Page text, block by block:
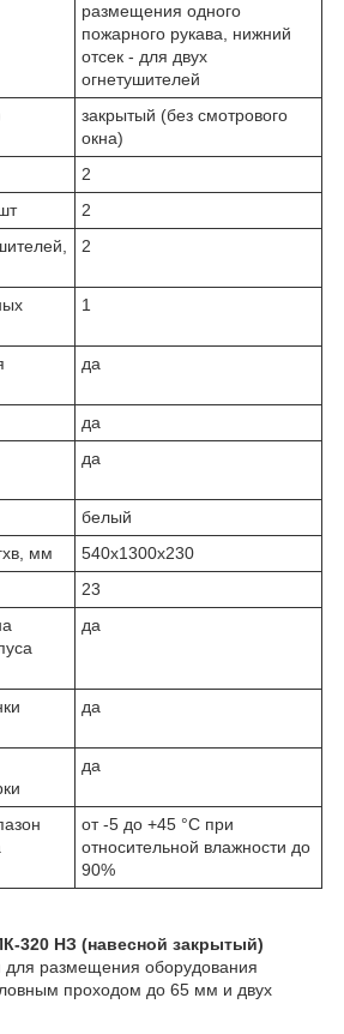
размещения одного
пожарного рукава, нижний
отсек - для двух
огнетушителей
закрытый (без смотрового
окна)
2
2
2
1
да
да
да
белый
мм
540х1300х230
23
да
да
да
от -5 до +45 °C при
относительной влажности до
90%
320 НЗ (навесной закрытый)
для размещения оборудования
проходом до 65 мм и двух